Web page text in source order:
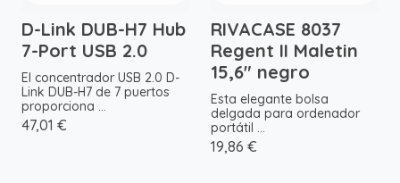
D-Link DUB-H7 Hub
7-Port USB 2.0
El concentrador USB 2.0 D-
Link DUB-H7 de 7 puertos
proporciona ...
47,01 €
RIVACASE 8037
Regent II Maletin
15,6" negro
Esta elegante bolsa
delgada para ordenador
portátil ...
19,86 €